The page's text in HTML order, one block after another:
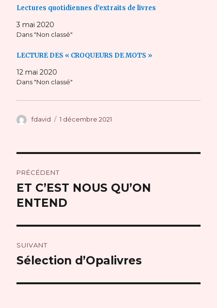
Lectures quotidiennes d’extraits de livres
3 mai 2020
Dans "Non classé"
LECTURE DES « CROQUEURS DE MOTS »
12 mai 2020
Dans "Non classé"
Auteur
fdavid
Publié
1 décembre 2021
de
l’article
PRÉCÉDENT
Publication
précédente :
ET C’EST NOUS QU’ON
ENTEND
SUIVANT
Publication
Sélection d’Opalivres